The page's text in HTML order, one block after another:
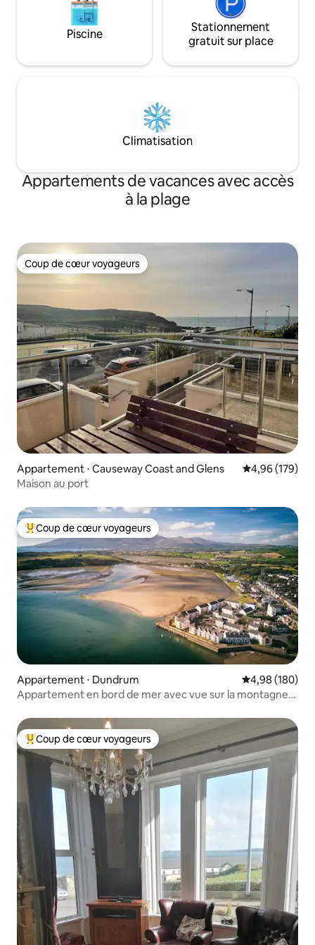
Piscine
Stationnement
gratuit sur place
Climatisation
Appartements de vacances avec accès
à la plage
Coup de cœur voyageurs
Coup de cœur voyageurs
Appartement ⋅ Causeway Coast and Glens Évaluation
4,96 (179)
Maison au port
Coups de cœur voyageurs les plus appréciés
Coup de cœur voyageurs
Appartement ⋅ Dundrum Évaluation
4,98 (180)
Appartement en bord de mer avec vue sur la montagne
Coups de cœur voyageurs les plus appréciés
Coup de cœur voyageurs